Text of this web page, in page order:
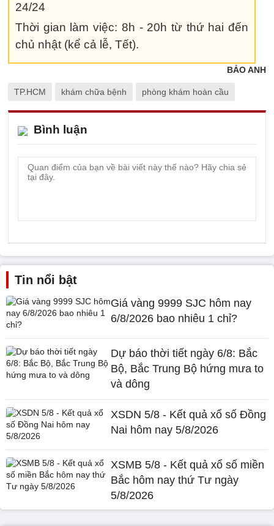
24/24
Thời gian làm việc: 8h - 20h từ thứ hai đến
chủ nhật (kể cả lễ, Tết).
BẢO ANH
TP.HCM khám chữa bệnh phòng khám hoàn cầu
Bình luận
Tin nổi bật
Giá vàng 9999 SJC hôm nay
6/8/2026 bao nhiêu 1 chỉ?
Dự báo thời tiết ngày 6/8: Bắc
Bộ, Bắc Trung Bộ hứng mưa to
và dông
XSDN 5/8 - Kết quả xổ số Đồng
Nai hôm nay 5/8/2026
XSMB 5/8 - Kết quả xổ số miền
Bắc hôm nay thứ Tư ngày
5/8/2026